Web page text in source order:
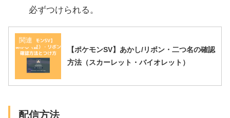
必ずつけられる。
関連
【ポケモンSV】あかし/リボン・二つ名の確認
方法（スカーレット・バイオレット）
配信方法